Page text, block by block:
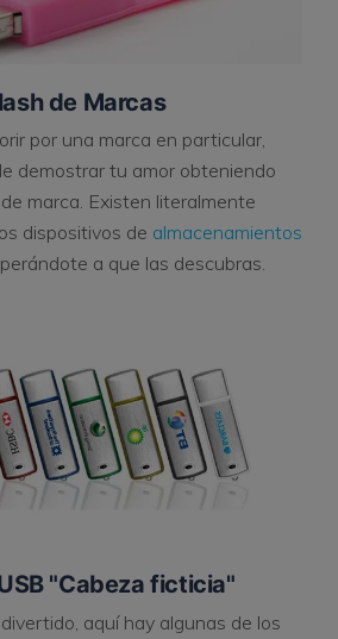
de Marcas
por una marca en particular,
demostrar tu amor obteniendo
marca. Existen literalmente
dispositivos de almacenamientos
a que las descubras.
"Cabeza ficticia"
aquí hay algunas de los